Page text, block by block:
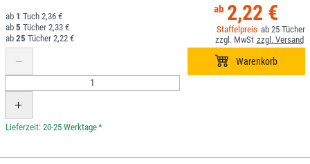
2,22 €
25
1
2,36 €
5
2,33 €
25
2,22 €
*